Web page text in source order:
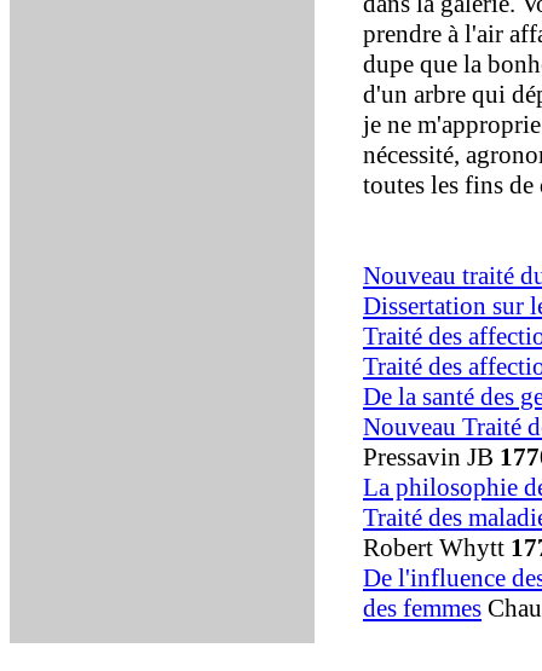
prendre à l'air
dupe que la
d'un arbre qui
je ne
nécessité,
toutes les fins de
Nouveau traité
Dissertation sur
Traité des
Traité des
De la santé des
Nouveau Traité
Pressavin JB
La philosophie
Traité des
Robert Whytt
De l'influence
des femmes